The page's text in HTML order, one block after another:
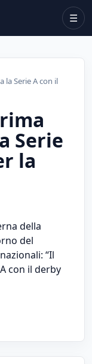
☰
la Serie A con il
Serie
la
della
del
“Il
con il derby